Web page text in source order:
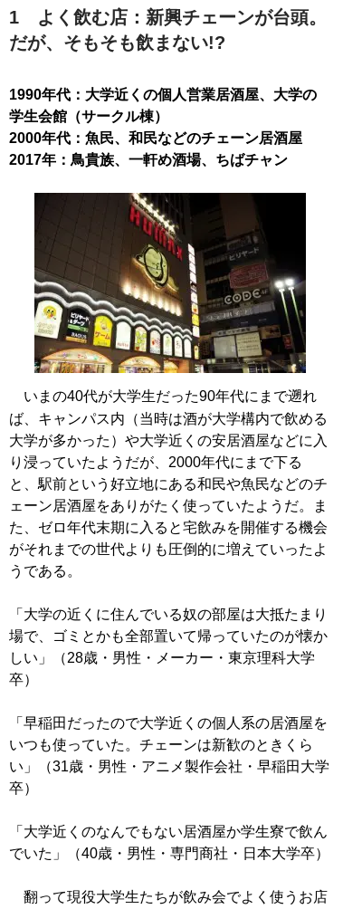
1 よく飲む店：新興チェーンが台頭。
だが、そもそも飲まない!?
1990年代：大学近くの個人営業居酒屋、大学の
学生会館（サークル棟）
2000年代：魚民、和民などのチェーン居酒屋
2017年：鳥貴族、一軒め酒場、ちばチャン
いまの40代が大学生だった90年代にまで遡れ
ば、キャンパス内（当時は酒が大学構内で飲める
大学が多かった）や大学近くの安居酒屋などに入
り浸っていたようだが、2000年代にまで下る
と、駅前という好立地にある和民や魚民などのチ
ェーン居酒屋をありがたく使っていたようだ。ま
た、ゼロ年代末期に入ると宅飲みを開催する機会
がそれまでの世代よりも圧倒的に増えていったよ
うである。
「大学の近くに住んでいる奴の部屋は大抵たまり
場で、ゴミとかも全部置いて帰っていたのが懐か
しい」（28歳・男性・メーカー・東京理科大学
卒）
「早稲田だったので大学近くの個人系の居酒屋を
いつも使っていた。チェーンは新歓のときくら
い」（31歳・男性・アニメ製作会社・早稲田大学
卒）
「大学近くのなんでもない居酒屋か学生寮で飲ん
でいた」（40歳・男性・専門商社・日本大学卒）
翻って現役大学生たちが飲み会でよく使うお店